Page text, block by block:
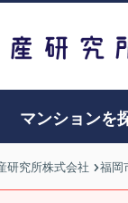
マンションを
研究所株式会社 福岡